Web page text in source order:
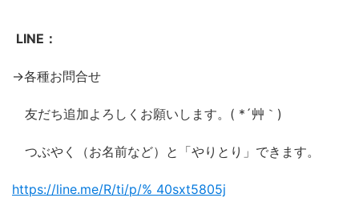
LINE：
→各種お問合せ
友だち追加よろしくお願いします。( *´艸｀)
つぶやく（お名前など）と「やりとり」できます。
https://line.me/R/ti/p/% 40sxt5805j